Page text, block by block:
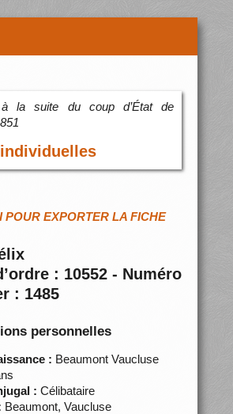
à la suite du coup d’État de
POUR EXPORTER LA FICHE
: 10552 - Numéro
: 1485
personnelles
: Beaumont Vaucluse
: Célibataire
Beaumont, Vaucluse